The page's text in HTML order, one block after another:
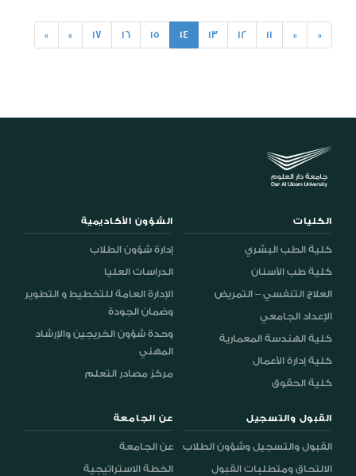
«
«
11
12
13
14
15
16
17
»
»
الكليات
كلية الطب البشري
كلية طب الأسنان
العلاج التنفسي – التمريض
الإعداد الجامعي
كلية الهندسة المعمارية
كلية إدارة الأعمال
كلية الحقوق
الشؤون الأكاديمية
إدارة شؤون الطلاب
الدراسات العليا
الإدارة العامة للتخطيط و التطوير
وضمان الجودة
وحدة شؤون الخريجين والإرشاد
المهني
مركز مصادر التعلم
القبول والتسجيل
القبول والتسجيل وشؤون الطلاب
الالتحاق ومتطلبات القبول
عن الجامعة
عن الجامعة
الخطة الاستراتيجية